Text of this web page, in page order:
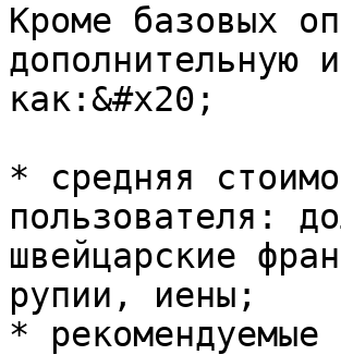
Кроме базовых
дополнительную
как:&#x20;
* средняя
пользователя:
швейцарские
рупии, иены;
* рекомендуемые